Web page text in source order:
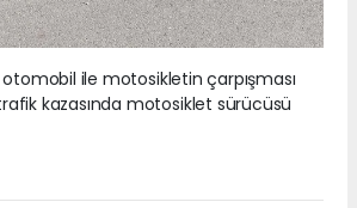
ile motosikletin çarpışması
kazasında motosiklet sürücüsü